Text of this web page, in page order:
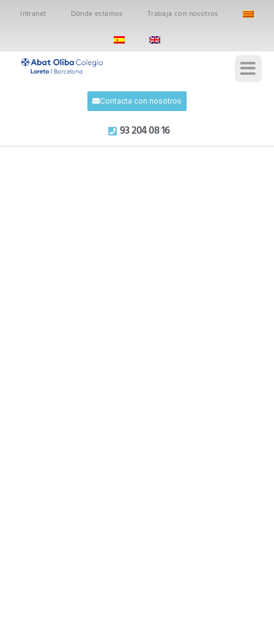
Intranet Dónde estamos Trabaja con nosotros
Contacta con nosotros
93 204 08 16